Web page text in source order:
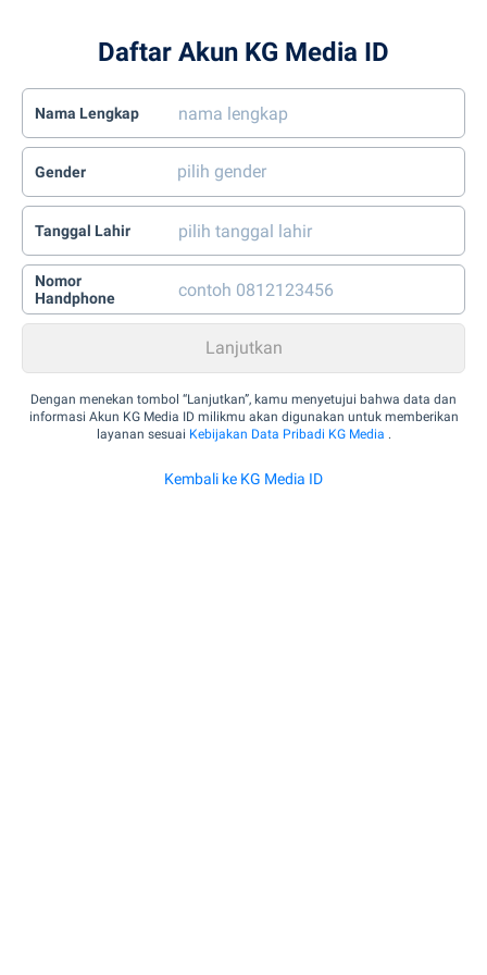
Daftar Akun KG Media ID
Nama Lengkap
Gender
Tanggal Lahir
Nomor
Handphone
Dengan menekan tombol “Lanjutkan”, kamu menyetujui bahwa data dan
informasi Akun KG Media ID milikmu akan digunakan untuk memberikan
layanan sesuai Kebijakan Data Pribadi KG Media .
Kembali ke KG Media ID